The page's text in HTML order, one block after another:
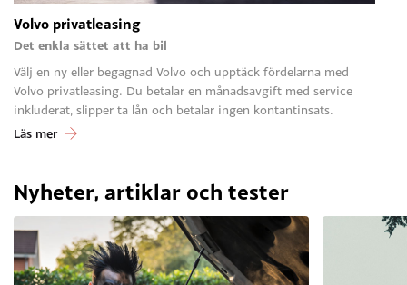
Volvo privatleasing
Det enkla sättet att ha bil
Välj en ny eller begagnad Volvo och upptäck fördelarna med
Volvo privatleasing. Du betalar en månadsavgift med service
inkluderat, slipper ta lån och betalar ingen kontantinsats.
Läs mer
Nyheter, artiklar och tester